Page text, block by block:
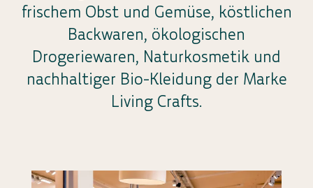
frischem Obst und Gemüse, köstlichen
Backwaren, ökologischen
Drogeriewaren, Naturkosmetik und
nachhaltiger Bio-Kleidung der Marke
Living Crafts.